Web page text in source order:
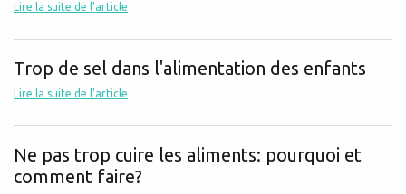
Lire la suite de l'article
Trop de sel dans l'alimentation des enfants
Lire la suite de l'article
Ne pas trop cuire les aliments: pourquoi et
comment faire?